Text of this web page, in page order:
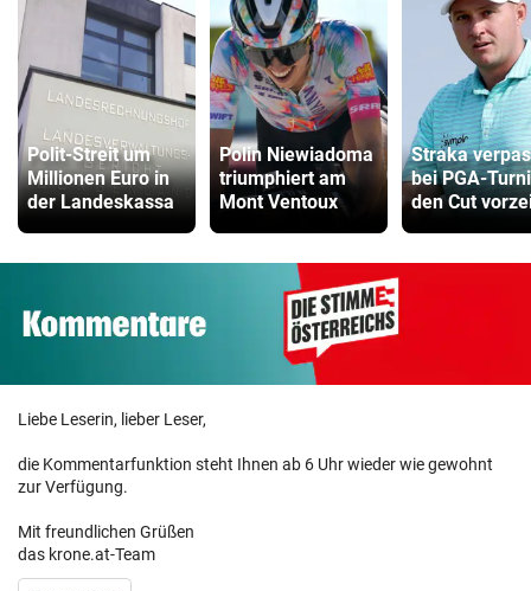
Polit-Streit um
Millionen Euro in
der Landeskassa
Polin Niewiadoma
triumphiert am
Mont Ventoux
Straka
bei PGA-
den Cut
Liebe Leserin, lieber Leser,
die Kommentarfunktion steht Ihnen ab 6 Uhr wieder wie gewohnt
zur Verfügung.
Mit freundlichen Grüßen
das krone.at-Team